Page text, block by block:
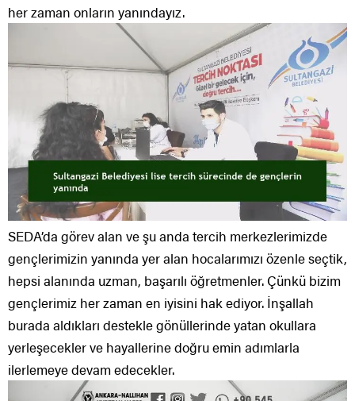
her zaman onların yanındayız.
SEDA’da görev alan ve şu anda tercih merkezlerimizde
gençlerimizin yanında yer alan hocalarımızı özenle seçtik,
hepsi alanında uzman, başarılı öğretmenler. Çünkü bizim
gençlerimiz her zaman en iyisini hak ediyor. İnşallah
burada aldıkları destekle gönüllerinde yatan okullara
yerleşecekler ve hayallerine doğru emin adımlarla
ilerlemeye devam edecekler.